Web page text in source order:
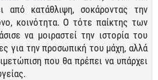
από κατάθλιψη, σοκάροντας την
κοινότητα. Ο τότε παίκτης των
να μοιραστεί την ιστορία του
για την προσωπική του μάχη, αλλά
που θα πρέπει να υπάρχει